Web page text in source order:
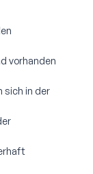
vorhanden
sich in der